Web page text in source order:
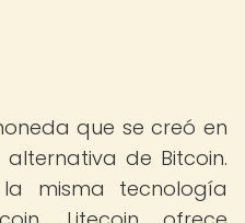
que se creó en
alternativa de Bitcoin.
misma tecnología